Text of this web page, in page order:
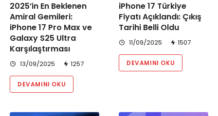
2025’in En Beklenen
Amiral Gemileri:
iPhone 17 Pro Max ve
Galaxy S25 Ultra
Karşılaştırması
13/09/2025 1257
DEVAMINI OKU
iPhone 17 Türkiye
Fiyatı Açıklandı: Çıkış
Tarihi Belli Oldu
11/09/2025 1507
DEVAMINI OKU